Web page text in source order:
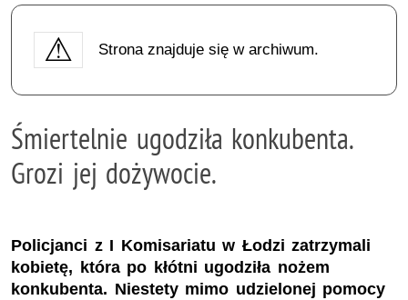
Strona znajduje się w archiwum.
Śmiertelnie ugodziła konkubenta.
Grozi jej dożywocie.
Policjanci z I Komisariatu w Łodzi zatrzymali
kobietę, która po kłótni ugodziła nożem
konkubenta. Niestety mimo udzielonej pomocy